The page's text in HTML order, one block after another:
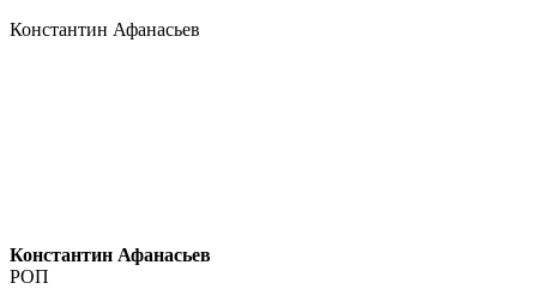
Константин Афанасьев
Константин Афанасьев
РОП